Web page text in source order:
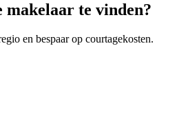
makelaar te vinden?
en bespaar op courtagekosten.